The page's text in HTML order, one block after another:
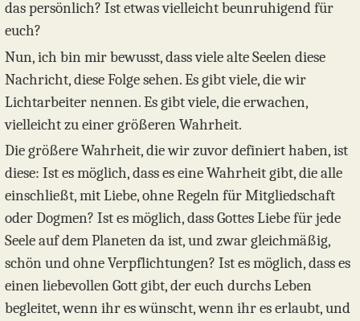
das persönlich? Ist etwas vielleicht beunruhigend für
euch?
Nun, ich bin mir bewusst, dass viele alte Seelen diese
Nachricht, diese Folge sehen. Es gibt viele, die wir
Lichtarbeiter nennen. Es gibt viele, die erwachen,
vielleicht zu einer größeren Wahrheit.
Die größere Wahrheit, die wir zuvor definiert haben, ist
diese: Ist es möglich, dass es eine Wahrheit gibt, die alle
einschließt, mit Liebe, ohne Regeln für Mitgliedschaft
oder Dogmen? Ist es möglich, dass Gottes Liebe für jede
Seele auf dem Planeten da ist, und zwar gleichmäßig,
schön und ohne Verpflichtungen? Ist es möglich, dass es
einen liebevollen Gott gibt, der euch durchs Leben
begleitet, wenn ihr es wünscht, wenn ihr es erlaubt, und